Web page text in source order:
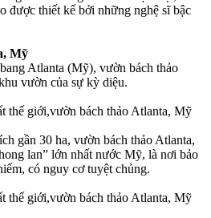
được thiết kế bởi những nghệ sĩ bậc
Mỹ
Atlanta (Mỹ), vườn bách thảo
vườn của sự kỳ diệu.
gần 30 ha, vườn bách thảo Atlanta,
lan” lớn nhất nước Mỹ, là nơi bảo
có nguy cơ tuyệt chủng.